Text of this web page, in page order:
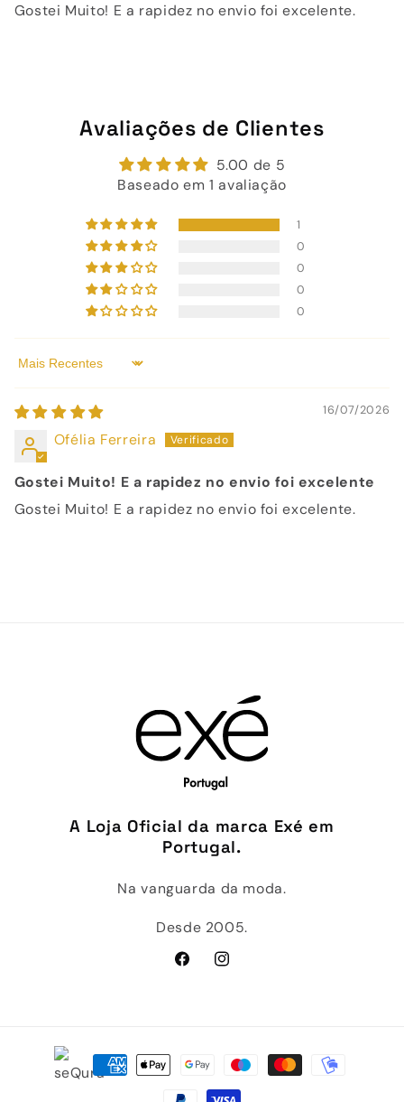
Gostei Muito! E a rapidez no envio foi excelente.
Avaliações de Clientes
5.00 de 5
Baseado em 1 avaliação
1
0
0
0
0
Sort by
16/07/2026
Ofélia Ferreira
Gostei Muito! E a rapidez no envio foi excelente
Gostei Muito! E a rapidez no envio foi excelente.
A Loja Oficial da marca Exé em
Portugal.
Na vanguarda da moda.
Desde 2005.
FacebookInstagram
Métodos